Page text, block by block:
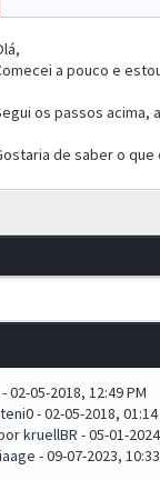
a pouco e
os passos acima,
de saber o
- 02-05-2018, 12:49 PM
- 02-05-2018, 01:14
kruellBR - 05-01-
- 09-07-2023,